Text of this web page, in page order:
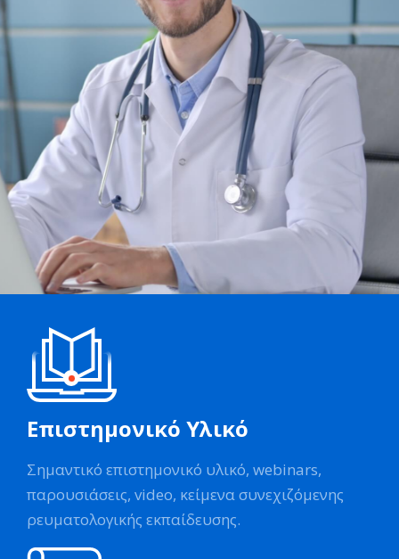
Επιστημονικό Υλικό
Σημαντικό επιστημονικό υλικό, webinars,
παρουσιάσεις, video, κείμενα συνεχιζόμενης
ρευματολογικής εκπαίδευσης.